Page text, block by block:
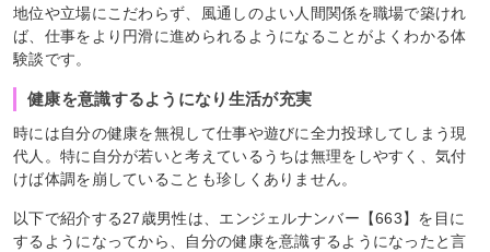
地位や立場にこだわらず、風通しのよい人間関係を職場で築けれ
ば、仕事をより円滑に進められるようになることがよくわかる体
験談です。
健康を意識するようになり生活が充実
時には自分の健康を無視して仕事や遊びに全力投球してしまう現
代人。特に自分が若いと考えているうちは無理をしやすく、気付
けば体調を崩していることも珍しくありません。
以下で紹介する27歳男性は、エンジェルナンバー【663】を目に
するようになってから、自分の健康を意識するようになったと言